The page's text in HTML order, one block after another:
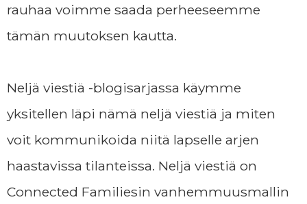
rauhaa voimme saada perheeseemme
tämän muutoksen kautta.
Neljä viestiä -blogisarjassa käymme
yksitellen läpi nämä neljä viestiä ja miten
voit kommunikoida niitä lapselle arjen
haastavissa tilanteissa. Neljä viestiä on
Connected Familiesin vanhemmuusmallin